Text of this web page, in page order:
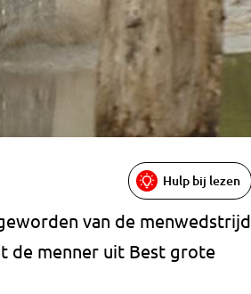
Hulp bij lezen
van de menwedstrijd
de menner uit Best grote